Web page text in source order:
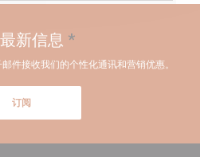
新信息 *
件接收我们的个性化通讯和营销优惠。
订阅